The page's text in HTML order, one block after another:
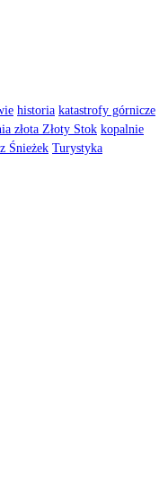
historia katastrofy górnicze
złota Złoty Stok kopalnie
Śnieżek Turystyka